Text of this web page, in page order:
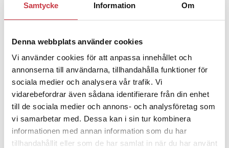
Samtycke Information Om
Denna webbplats använder cookies
Vi använder cookies för att anpassa innehållet och
annonserna till användarna, tillhandahålla funktioner för
sociala medier och analysera vår trafik. Vi
vidarebefordrar även sådana identifierare från din enhet
till de sociala medier och annons- och analysföretag som
vi samarbetar med. Dessa kan i sin tur kombinera
informationen med annan information som du har
tillhandahållit eller som de har samlat in när du har använt
Jens Mårtensson:Snart 20 år i tjänst
4 juni 2026
Polisregionen erkänner fel: ”Kommer
att rättas till”